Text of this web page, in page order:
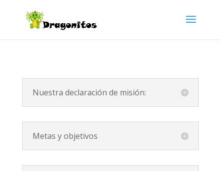
Nuestra declaración de misión:
Metas y objetivos